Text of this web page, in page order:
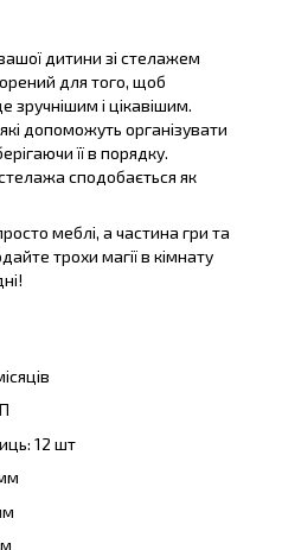
дитини зі стелажем
для того, щоб
зручнішим і цікавішим.
допоможуть організувати
її в порядку.
сподобається як
меблі, а частина гри та
трохи магії в кімнату
12 шт